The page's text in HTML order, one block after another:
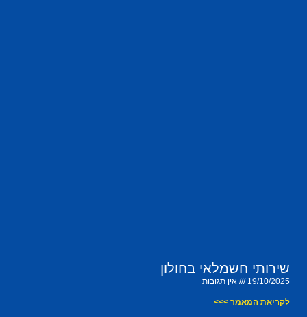
שירותי חשמלאי בחולון
19/10/2025 אין תגובות
לקריאת המאמר >>>